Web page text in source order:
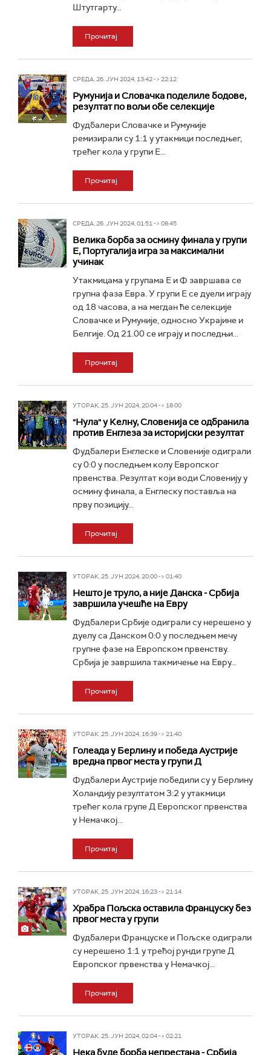
Штутгарту...
Прочитај
СРЕДА, 26. ЈУН 2024, 13:42 -> 22:12
Румунија и Словачка поделиле бодове,
резултат по вољи обе селекције
Фудбалери Словачке и Румуније
ремизирали су 1:1 у утакмици последњег,
трећег кола у групи Е...
Прочитај
СРЕДА, 26. ЈУН 2024, 01:51 -> 08:45
Велика борба за осмину финала у групи
Е, Португалија игра за максимални
учинак
Утакмицама у групама Е и Ф завршава се
групна фаза Евра. У групи Е се дуели играју
од 18 часова, а на мегдан ће селекције
Словачке и Румуније, односно Украјине и
Белгије. Од 21.00 се играју и последњи...
Прочитај
УТОРАК, 25. ЈУН 2024, 20:04 -> 18:00
"Нула" у Келну, Словенија се одбранила
против Енглеза за историјски резултат
Фудбалери Енглеске и Словеније одиграли
су 0:0 у последњем колу Европског
првенства. Резултат који води Словенију у
осмину финала, а Енглеску поставља на
прву позицију...
Прочитај
УТОРАК, 25. ЈУН 2024, 20:00 -> 01:40
Нешто је труло, а није Данска - Србија
завршила учешће на Евру
Фудбалери Србије одиграли су нерешено у
дуелу са Данском 0:0 у последњем мечу
групне фазе на Европском првенству.
Србија је завршила такмичење на Евру...
Прочитај
УТОРАК, 25. ЈУН 2024, 16:39 -> 21:40
Голеада у Берлину и победа Аустрије
вредна првог места у групи Д
Фудбалери Аустрије победили су у Берлину
Холандију резултатом 3:2 у утакмици
трећег кола групе Д Европског првенства
у Немачкој...
Прочитај
УТОРАК, 25. ЈУН 2024, 16:23 -> 21:14
Храбра Пољска оставила Француску без
првог места у групи
Фудбалери Француске и Пољске одиграли
су нерешено 1:1 у трећој рунди групе Д
Европског првенства у Немачкој...
Прочитај
УТОРАК, 25. ЈУН 2024, 02:04 -> 02:21
Нека буде борба непрестана - Србија